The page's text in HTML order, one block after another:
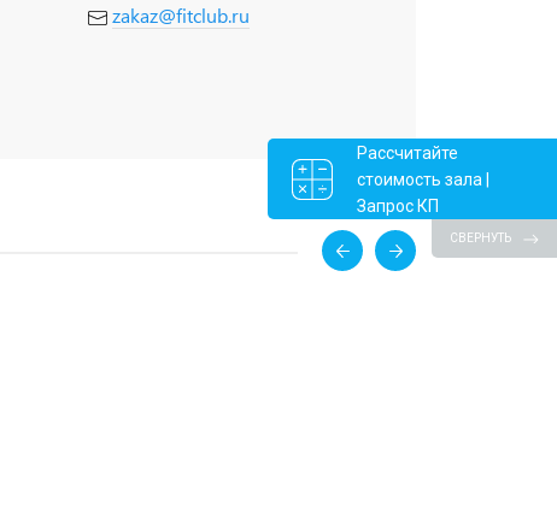
zakaz@fitclub.ru
Рассчитайте
стоимость зала |
Запрос КП
СВЕРНУТЬ